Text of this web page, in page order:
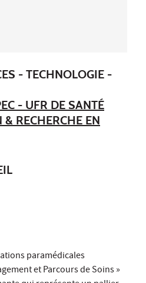
- TECHNOLOGIE -
- UFR DE SANTÉ
RECHERCHE EN
paramédicales
et Parcours de Soins »